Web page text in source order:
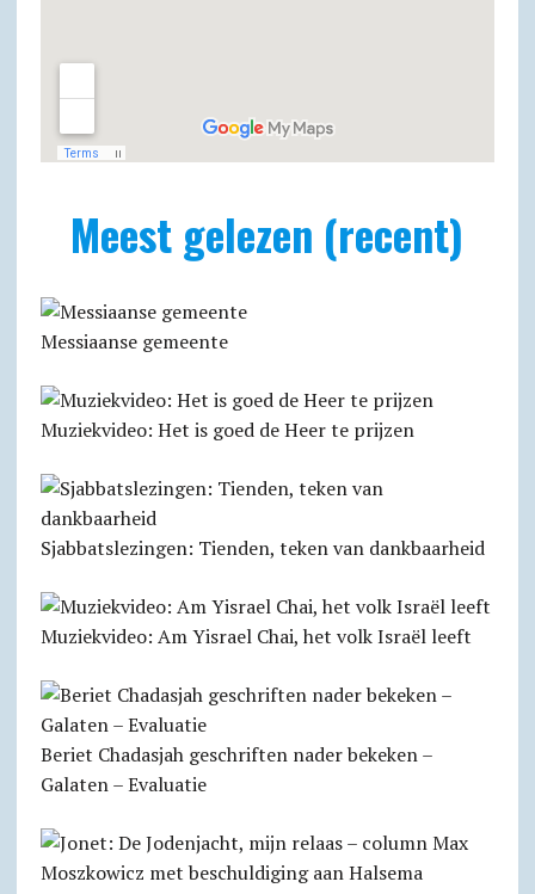
Meest gelezen (recent)
Messiaanse gemeente
Muziekvideo: Het is goed de Heer te prijzen
Sjabbats­lezingen: Tienden, teken van dankbaarheid
Muziekvideo: Am Yisrael Chai, het volk Israël leeft
Beriet Chadasjah geschriften nader bekeken –
Galaten – Evaluatie